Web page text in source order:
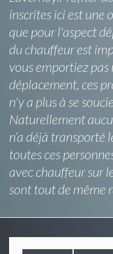
inscrites ici est une
que pour l'aspect
du chauffeur est
vous emportiez
déplacement, ces
n'y a plus à se
Naturellement
n’a déjà
toutes ces
avec chauffeur sur
sont tout de même